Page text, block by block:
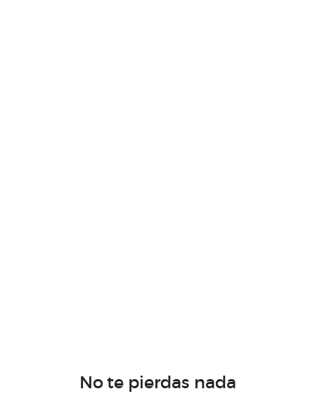
No te pierdas nada